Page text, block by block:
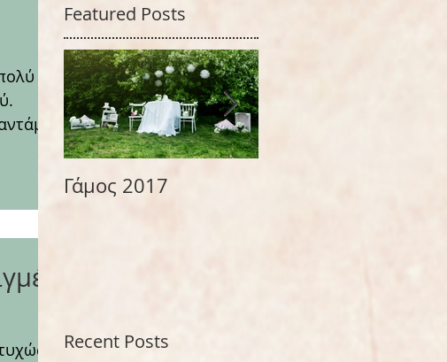
Featured Posts
Γάμος 2017
Recent Posts